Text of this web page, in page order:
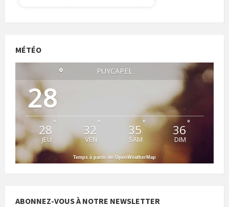
MÉTÉO
PUYCAPEL
28
°
28 °
JEU
32 °
VEN
35°
SAM
36°
DIM
Temps à partir de OpenWeatherMap
ABONNEZ-VOUS À NOTRE NEWSLETTER